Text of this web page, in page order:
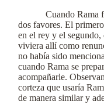
Cuando Rama
dos favores. El
en el rey y el
viviera allí como
no había sido
cuando Rama se
acompañarle.
corteza que usaría
de manera similar y